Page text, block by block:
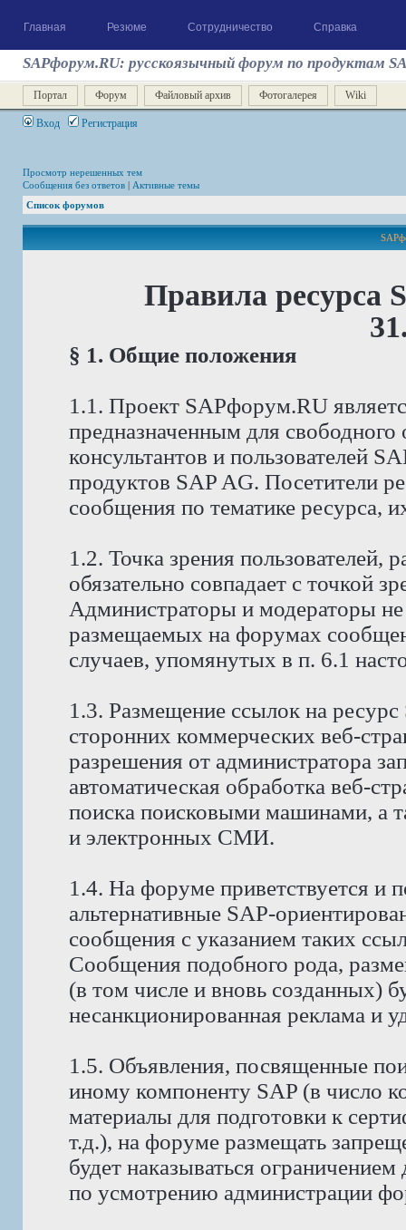
Главная Резюме Сотрудничество Справка
SAPфорум.RU: русскоязычный форум по продуктам
Портал Форум Файловый архив Фотогалерея Wiki
Вход Регистрация
Просмотр нерешенных тем
Сообщения без ответов | Активные темы
Список форумов
Правила ресурса
§ 1. Общие положения
1.1. Проект SAPфорум.RU
предназначенным для
консультантов и пользователей
продуктов SAP AG. Посетители
сообщения по тематике ресурса,
1.2. Точка зрения
обязательно совпадает с точкой
Администраторы и модераторы не
размещаемых на форумах
случаев, упомянутых в п. 6.1
1.3. Размещение ссылок на
сторонних коммерческих веб-
разрешения от администратора
автоматическая обработка веб-
поиска поисковыми машинами, а
и электронных СМИ.
1.4. На форуме приветствуется и
альтернативные SAP-
сообщения с указанием таких
Сообщения подобного рода,
(в том числе и вновь созданных)
несанкционированная реклама и
1.5. Объявления, посвященные
иному компоненту SAP (в число
материалы для подготовки к
т.д.), на форуме размещать
будет наказываться
по усмотрению администрации